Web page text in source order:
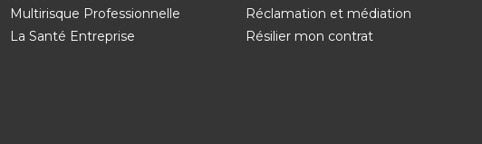
Multirisque Professionnelle
La Santé Entreprise
Réclamation et médiation
Résilier mon contrat